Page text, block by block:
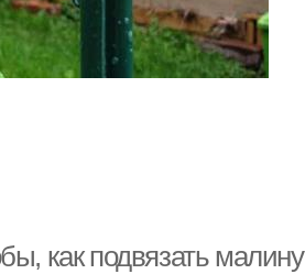
как подвязать малину